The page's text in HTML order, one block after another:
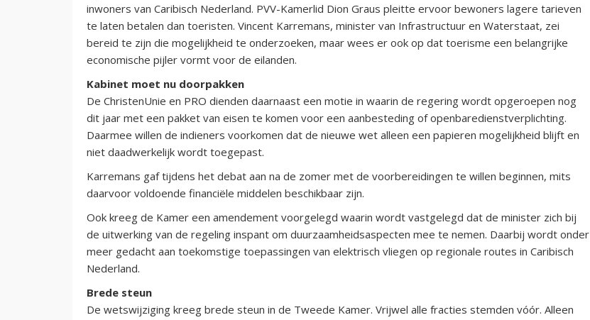
inwoners van Caribisch Nederland. PVV-Kamerlid Dion Graus pleitte ervoor bewoners lagere tarieven
te laten betalen dan toeristen. Vincent Karremans, minister van Infrastructuur en Waterstaat, zei
bereid te zijn die mogelijkheid te onderzoeken, maar wees er ook op dat toerisme een belangrijke
economische pijler vormt voor de eilanden.
Kabinet moet nu doorpakken
De ChristenUnie en PRO dienden daarnaast een motie in waarin de regering wordt opgeroepen nog
dit jaar met een pakket van eisen te komen voor een aanbesteding of openbaredienstverplichting.
Daarmee willen de indieners voorkomen dat de nieuwe wet alleen een papieren mogelijkheid blijft en
niet daadwerkelijk wordt toegepast.
Karremans gaf tijdens het debat aan na de zomer met de voorbereidingen te willen beginnen, mits
daarvoor voldoende financiële middelen beschikbaar zijn.
Ook kreeg de Kamer een amendement voorgelegd waarin wordt vastgelegd dat de minister zich bij
de uitwerking van de regeling inspant om duurzaamheidsaspecten mee te nemen. Daarbij wordt onder
meer gedacht aan toekomstige toepassingen van elektrisch vliegen op regionale routes in Caribisch
Nederland.
Brede steun
De wetswijziging kreeg brede steun in de Tweede Kamer. Vrijwel alle fracties stemden vóór. Alleen